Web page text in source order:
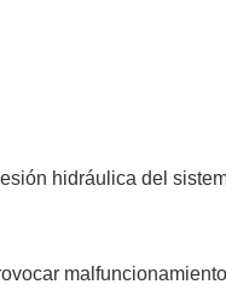
hidráulica del